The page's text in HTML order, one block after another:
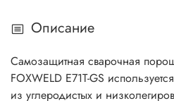
Описание
Самозащитная сварочная
FOXWELD E71T-GS
из углеродистых и